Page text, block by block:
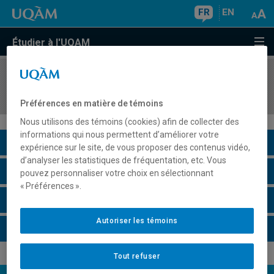
FR EN
Étudier à l'UQAM
COURS//
Description du cours
Horaire - Été 2026
Préférences en matière de témoins
Nous utilisons des témoins (cookies) afin de collecter des
informations qui nous permettent d’améliorer votre
expérience sur le site, de vous proposer des contenus vidéo,
d’analyser les statistiques de fréquentation, etc. Vous
pouvez personnaliser votre choix en sélectionnant
« Préférences ».
Tout refuser
Autoriser les témoins